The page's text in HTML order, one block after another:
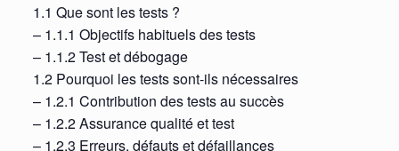
1.1 Que sont les tests ?
– 1.1.1 Objectifs habituels des tests
– 1.1.2 Test et débogage
1.2 Pourquoi les tests sont-ils nécessaires
– 1.2.1 Contribution des tests au succès
– 1.2.2 Assurance qualité et test
– 1.2.3 Erreurs, défauts et défaillances